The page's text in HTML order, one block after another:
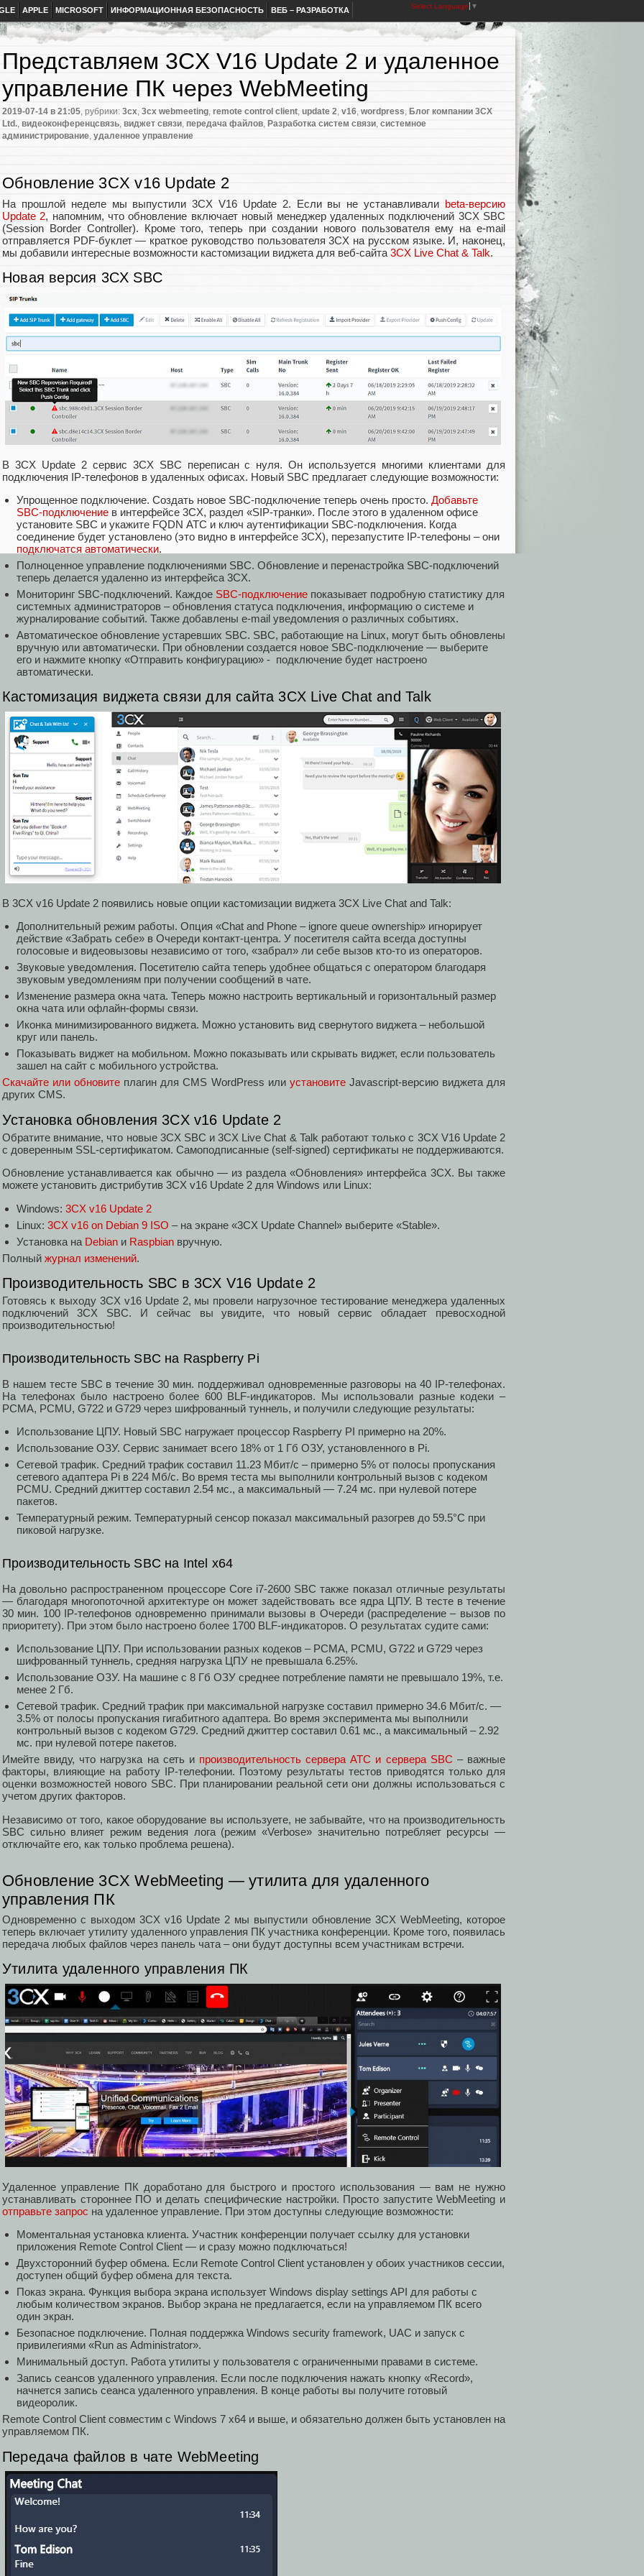
APPLE MICROSOFT ИНФОРМАЦИОННАЯ БЕЗОПАСНОСТЬ ВЕБ – РАЗРАБОТКА Select Language ▼
Представляем 3CX V16 Update 2 и удаленное
управление ПК через WebMeeting
2019-07-14 в 21:05, рубрики: 3cx, 3cx webmeeting, remote control client, update 2, v16, wordpress, Блог компании 3CX
Ltd., видеоконференцсвязь, виджет связи, передача файлов, Разработка систем связи, системное
администрирование, удаленное управление
Обновление 3CX v16 Update 2
На прошлой неделе мы выпустили 3CX V16 Update 2. Если вы не устанавливали beta-версию
Update 2, напомним, что обновление включает новый менеджер удаленных подключений 3CX SBC
(Session Border Controller). Кроме того, теперь при создании нового пользователя ему на e-mail
отправляется PDF-буклет — краткое руководство пользователя 3CX на русском языке. И, наконец,
мы добавили интересные возможности кастомизации виджета для веб-сайта 3CX Live Chat & Talk.
Новая версия 3CX SBC
В 3CX Update 2 сервис 3CX SBC переписан с нуля. Он используется многими клиентами для
подключения IP-телефонов в удаленных офисах. Новый SBC предлагает следующие возможности:
Упрощенное подключение. Создать новое SBC-подключение теперь очень просто. Добавьте
SBC-подключение в интерфейсе 3CX, раздел «SIP-транки». После этого в удаленном офисе
установите SBC и укажите FQDN АТС и ключ аутентификации SBC-подключения. Когда
соединение будет установлено (это видно в интерфейсе 3CX), перезапустите IP-телефоны – они
подключатся автоматически.
Полноценное управление подключениями SBC. Обновление и перенастройка SBC-подключений
теперь делается удаленно из интерфейса 3CX.
Мониторинг SBC-подключений. Каждое SBC-подключение показывает подробную статистику для
системных администраторов – обновления статуса подключения, информацию о системе и
журналирование событий. Также добавлены e-mail уведомления о различных событиях.
Автоматическое обновление устаревших SBC. SBC, работающие на Linux, могут быть обновлены
вручную или автоматически. При обновлении создается новое SBC-подключение — выберите
его и нажмите кнопку «Отправить конфигурацию» - подключение будет настроено
автоматически.
Кастомизация виджета связи для сайта 3CX Live Chat and Talk
В 3CX v16 Update 2 появились новые опции кастомизации виджета 3CX Live Chat and Talk:
Дополнительный режим работы. Опция «Chat and Phone – ignore queue ownership» игнорирует
действие «Забрать себе» в Очереди контакт-центра. У посетителя сайта всегда доступны
голосовые и видеовызовы независимо от того, «забрал» ли себе вызов кто-то из операторов.
Звуковые уведомления. Посетителю сайта теперь удобнее общаться с оператором благодаря
звуковым уведомлениям при получении сообщений в чате.
Изменение размера окна чата. Теперь можно настроить вертикальный и горизонтальный размер
окна чата или офлайн-формы связи.
Иконка минимизированного виджета. Можно установить вид свернутого виджета – небольшой
круг или панель.
Показывать виджет на мобильном. Можно показывать или скрывать виджет, если пользователь
зашел на сайт с мобильного устройства.
Скачайте или обновите плагин для CMS WordPress или установитеJavascript-версию виджета для
других CMS.
Установка обновления 3CX v16 Update 2
Обратите внимание, что новые 3CX SBC и 3CX Live Chat & Talk работают только с 3CX V16 Update 2
с доверенным SSL-сертификатом. Самоподписанные (self-signed) сертификаты не поддерживаются.
Обновление устанавливается как обычно — из раздела «Обновления» интерфейса 3CX. Вы также
можете установить дистрибутив 3CX v16 Update 2 для Windows или Linux:
Windows: 3CX v16 Update 2
Linux: 3CX v16 on Debian 9 ISO – на экране «3CX Update Channel» выберите «Stable».
Установка на Debian и Raspbian вручную.
Полный журнал изменений.
Производительность SBC в 3CX V16 Update 2
Готовясь к выходу 3CX v16 Update 2, мы провели нагрузочное тестирование менеджера удаленных
подключений 3CX SBC. И сейчас вы увидите, что новый сервис обладает превосходной
производительностью!
Производительность SBC на Raspberry Pi
В нашем тесте SBC в течение 30 мин. поддерживал одновременные разговоры на 40 IP-телефонах.
На телефонах было настроено более 600 BLF-индикаторов. Мы использовали разные кодеки –
PCMA, PCMU, G722 и G729 через шифрованный туннель, и получили следующие результаты:
Использование ЦПУ. Новый SBC нагружает процессор Raspberry PI примерно на 20%.
Использование ОЗУ. Сервис занимает всего 18% от 1 Гб ОЗУ, установленного в Pi.
Сетевой трафик. Средний трафик составил 11.23 Мбит/с – примерно 5% от полосы пропускания
сетевого адаптера Pi в 224 Мб/с. Во время теста мы выполнили контрольный вызов с кодеком
PCMU. Средний джиттер составил 2.54 мс., а максимальный — 7.24 мс. при нулевой потере
пакетов.
Температурный режим. Температурный сенсор показал максимальный разогрев до 59.5°C при
пиковой нагрузке.
Производительность SBC на Intel x64
На довольно распространенном процессоре Core i7-2600 SBC также показал отличные результаты
— благодаря многопоточной архитектуре он может задействовать все ядра ЦПУ. В тесте в течение
30 мин. 100 IP-телефонов одновременно принимали вызовы в Очереди (распределение – вызов по
приоритету). При этом было настроено более 1700 BLF-индикаторов. О результатах судите сами:
Использование ЦПУ. При использовании разных кодеков – PCMA, PCMU, G722 и G729 через
шифрованный туннель, средняя нагрузка ЦПУ не превышала 6.25%.
Использование ОЗУ. На машине с 8 Гб ОЗУ среднее потребление памяти не превышало 19%, т.е.
менее 2 Гб.
Сетевой трафик. Средний трафик при максимальной нагрузке составил примерно 34.6 Мбит/с. —
3.5% от полосы пропускания гигабитного адаптера. Во время эксперимента мы выполнили
контрольный вызов с кодеком G729. Средний джиттер составил 0.61 мс., а максимальный – 2.92
мс. при нулевой потере пакетов.
Имейте ввиду, что нагрузка на сеть и производительность сервера АТС и сервера SBC – важные
факторы, влияющие на работу IP-телефонии. Поэтому результаты тестов приводятся только для
оценки возможностей нового SBC. При планировании реальной сети они должны использоваться с
учетом других факторов.
Независимо от того, какое оборудование вы используете, не забывайте, что на производительность
SBC сильно влияет режим ведения лога (режим «Verbose» значительно потребляет ресурсы —
отключайте его, как только проблема решена).
Обновление 3CX WebMeeting — утилита для удаленного
управления ПК
Одновременно с выходом 3CX v16 Update 2 мы выпустили обновление 3CX WebMeeting, которое
теперь включает утилиту удаленного управления ПК участника конференции. Кроме того, появилась
передача любых файлов через панель чата – они будут доступны всем участникам встречи.
Утилита удаленного управления ПК
Удаленное управление ПК доработано для быстрого и простого использования — вам не нужно
устанавливать стороннее ПО и делать специфические настройки. Просто запустите WebMeeting и
отправьте запрос на удаленное управление. При этом доступны следующие возможности:
Моментальная установка клиента. Участник конференции получает ссылку для установки
приложения Remote Control Client — и сразу можно подключаться!
Двухсторонний буфер обмена. Если Remote Control Client установлен у обоих участников сессии,
доступен общий буфер обмена для текста.
Показ экрана. Функция выбора экрана использует Windows display settings API для работы с
любым количеством экранов. Выбор экрана не предлагается, если на управляемом ПК всего
один экран.
Безопасное подключение. Полная поддержка Windows security framework, UAC и запуск с
привилегиями «Run as Administrator».
Минимальный доступ. Работа утилиты у пользователя с ограниченными правами в системе.
Запись сеансов удаленного управления. Если после подключения нажать кнопку «Record»,
начнется запись сеанса удаленного управления. В конце работы вы получите готовый
видеоролик.
Remote Control Client совместим с Windows 7 x64 и выше, и обязательно должен быть установлен на
управляемом ПК.
Передача файлов в чате WebMeeting